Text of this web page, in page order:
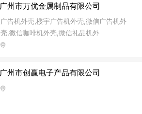
广州市万优金属制品有限公司
广告机外壳,楼宇广告机外壳,微信广告机外
壳,微信咖啡机外壳,微信礼品机外
广州市创赢电子产品有限公司